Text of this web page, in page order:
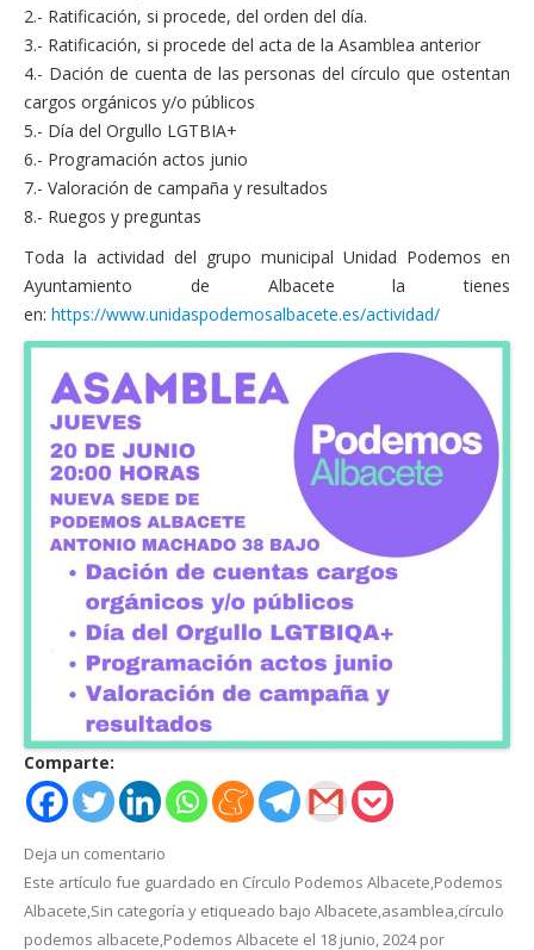
2.- Ratificación, si procede, del orden del día.
3.- Ratificación, si procede del acta de la Asamblea anterior
4.- Dación de cuenta de las personas del círculo que ostentan
cargos orgánicos y/o públicos
5.- Día del Orgullo LGTBIA+
6.- Programación actos junio
7.- Valoración de campaña y resultados
8.- Ruegos y preguntas
Toda la actividad del grupo municipal Unidad Podemos en
Ayuntamiento de Albacete la tienes
en: https://www.unidaspodemosalbacete.es/actividad/
Comparte:
Deja un comentario
Este artículo fue guardado en Círculo Podemos Albacete,Podemos
Albacete,Sin categoría y etiqueado bajo Albacete,asamblea,círculo
podemos albacete,Podemos Albacete el 18 junio, 2024por